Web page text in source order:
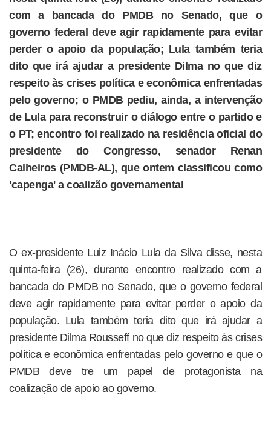
com a bancada do PMDB no Senado, que o
governo federal deve agir rapidamente para evitar
perder o apoio da população; Lula também teria
dito que irá ajudar a presidente Dilma no que diz
respeito às crises política e econômica enfrentadas
pelo governo; o PMDB pediu, ainda, a intervenção
de Lula para reconstruir o diálogo entre o partido e
o PT; encontro foi realizado na residência oficial do
presidente do Congresso, senador Renan
Calheiros (PMDB-AL), que ontem classificou como
'capenga' a coalizão governamental
O ex-presidente Luiz Inácio Lula da Silva disse, nesta
quinta-feira (26), durante encontro realizado com a
bancada do PMDB no Senado, que o governo federal
deve agir rapidamente para evitar perder o apoio da
população. Lula também teria dito que irá ajudar a
presidente Dilma Rousseff no que diz respeito às crises
política e econômica enfrentadas pelo governo e que o
PMDB deve tre um papel de protagonista na
coalização de apoio ao governo.